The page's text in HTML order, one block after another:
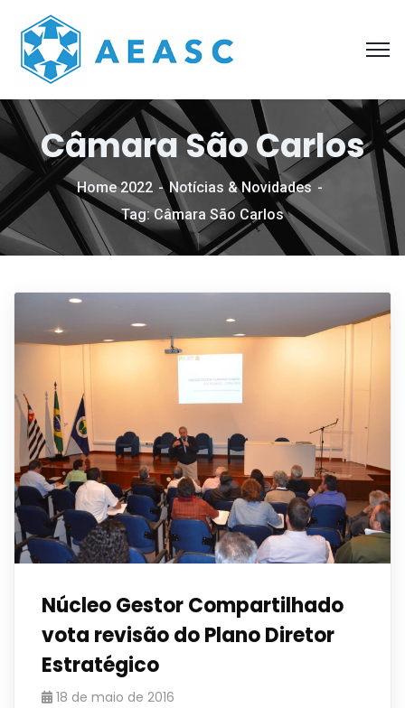
Câmara São Carlos
Home 2022
Notícias & Novidades
Tag: Câmara São Carlos
Núcleo Gestor Compartilhado
vota revisão do Plano Diretor
Estratégico
18 de maio de 2016